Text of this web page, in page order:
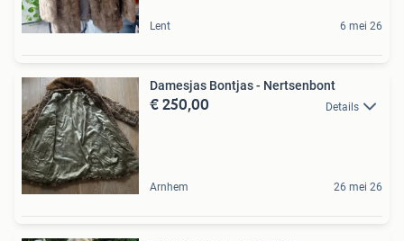
Lent 6 mei 26
Damesjas Bontjas - Nertsenbont
€ 250,00 Details
Arnhem 26 mei 26